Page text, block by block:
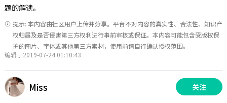
题的解读。
提示: 本内容由社区用户上传并分享。平台不对内容的真实性、合法性、知识产
权归属及是否侵害第三方权利进行事前审核或保证。本内容可能包含受版权保
护的图片、字体或其他第三方素材，使用前请自行确认授权范围。
编辑于2019-07-24 01:10:43
Miss 关注